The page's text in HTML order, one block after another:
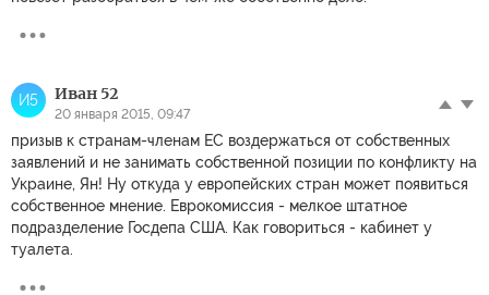
И5 Иван 52
20 января 2015, 09:47
призыв к странам-членам ЕС воздержаться от собственных
заявлений и не занимать собственной позиции по конфликту на
Украине, Ян! Ну откуда у европейских стран может появиться
собственное мнение. Еврокомиссия - мелкое штатное
подразделение Госдепа США. Как говориться - кабинет у
туалета.